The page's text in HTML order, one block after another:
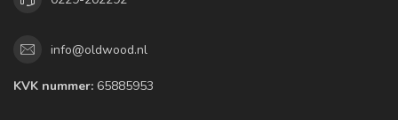
info@oldwood.nl
KVK nummer: 65885953